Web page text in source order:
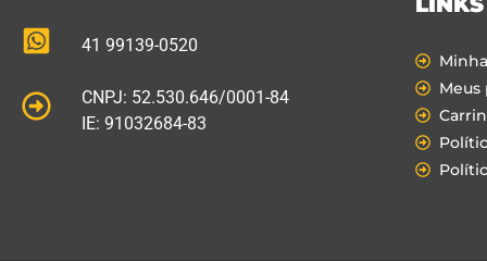
41 99139-0520
CNPJ: 52.530.646/0001-84
IE: 91032684-83